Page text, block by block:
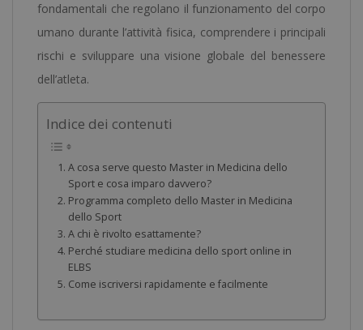
fondamentali che regolano il funzionamento del corpo
umano durante l’attività fisica, comprendere i principali
rischi e sviluppare una visione globale del benessere
dell’atleta.
Indice dei contenuti
A cosa serve questo Master in Medicina dello
Sport e cosa imparo davvero?
Programma completo dello Master in Medicina
dello Sport
A chi è rivolto esattamente?
Perché studiare medicina dello sport online in
ELBS
Come iscriversi rapidamente e facilmente